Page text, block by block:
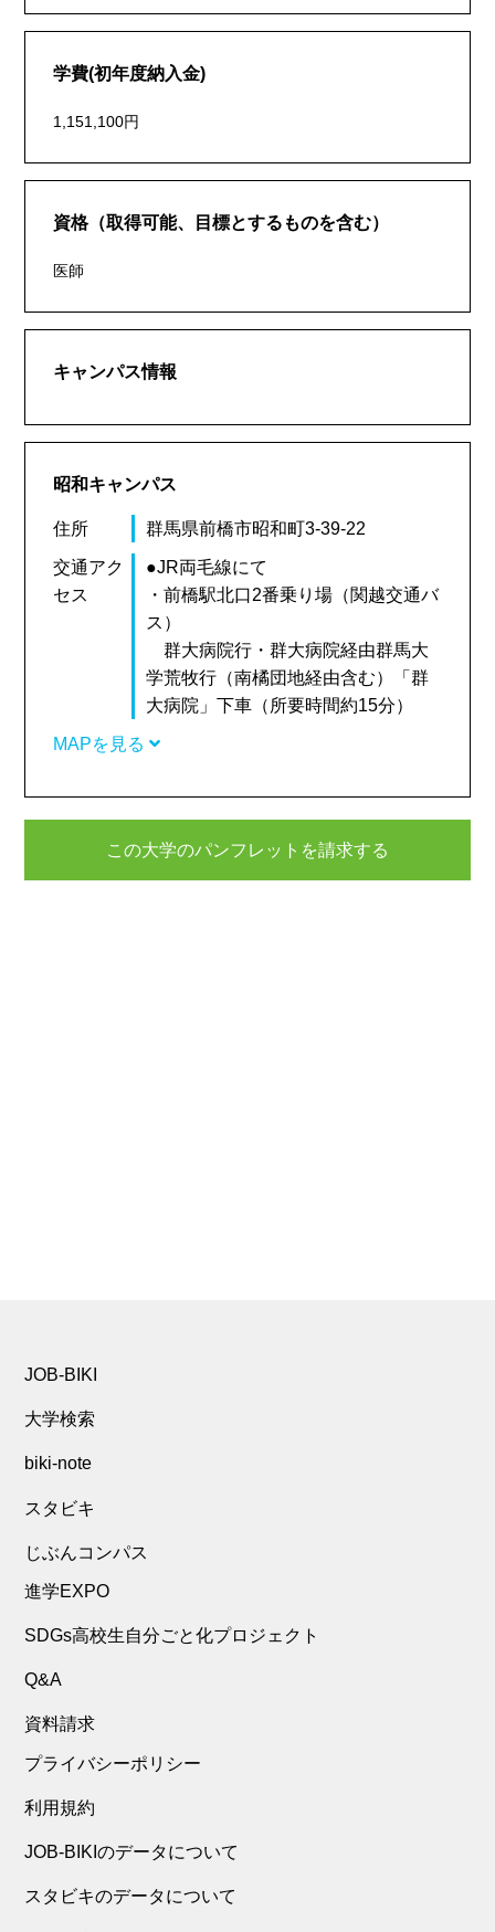
学費(初年度納入金)
1,151,100円
資格（取得可能、目標とするものを含む）
医師
キャンパス情報
昭和キャンパス
住所 群馬県前橋市昭和町3-39-22
交通アク
セス
●JR両毛線にて
・前橋駅北口2番乗り場（関越交通バ
ス）
群大病院行・群大病院経由群馬大
学荒牧行（南橘団地経由含む）「群
大病院」下車（所要時間約15分）
MAPを見る
この大学のパンフレットを請求する
JOB-BIKI
大学検索
biki-note
スタビキ
じぶんコンパス
進学EXPO
SDGs高校生自分ごと化プロジェクト
Q&A
資料請求
プライバシーポリシー
利用規約
JOB-BIKIのデータについて
スタビキのデータについて